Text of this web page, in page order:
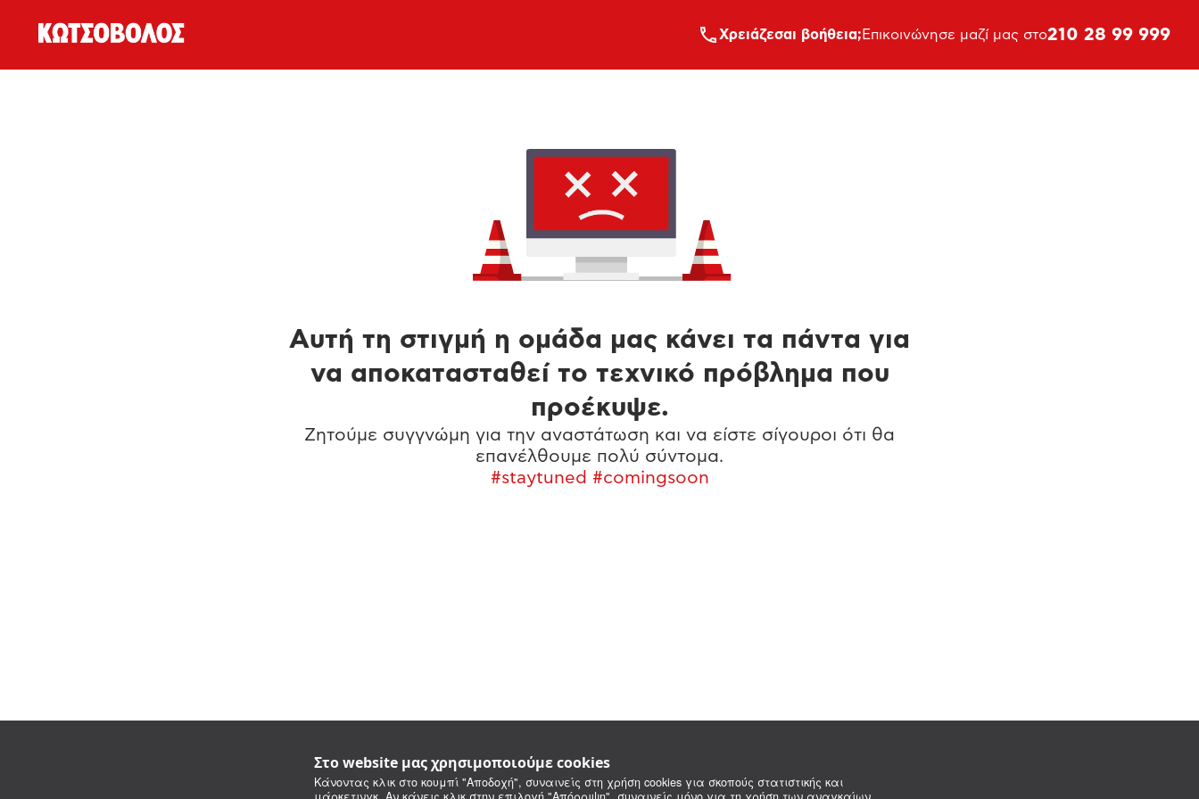
Στο website μας χρησιμοποιούμε cookies
Κάνοντας κλικ στο κουμπί "Αποδοχή", συναινείς στη χρήση cookies για σκοπούς στατιστικής και
Xρειάζεσαι βοήθεια; Επικοινώνησε μαζί μας στο210 28 99 999
Αυτή τη στιγμή η ομάδα μας κάνει τα πάντα για
να αποκατασταθεί το τεχνικό πρόβλημα που
προέκυψε.
Ζητούμε συγγνώμη για την αναστάτωση και να είστε σίγουροι ότι θα
επανέλθουμε πολύ σύντομα.
#staytuned #comingsoon